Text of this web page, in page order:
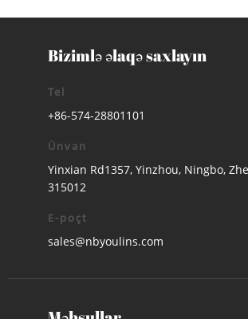
Bizimlə əlaqə saxlayın
Tel
+86-574-28801101
Ünvan
Yinxian Rd1357, Yinzhou, Ningbo,
315012
E-poçt
sales@nbyoulins.com